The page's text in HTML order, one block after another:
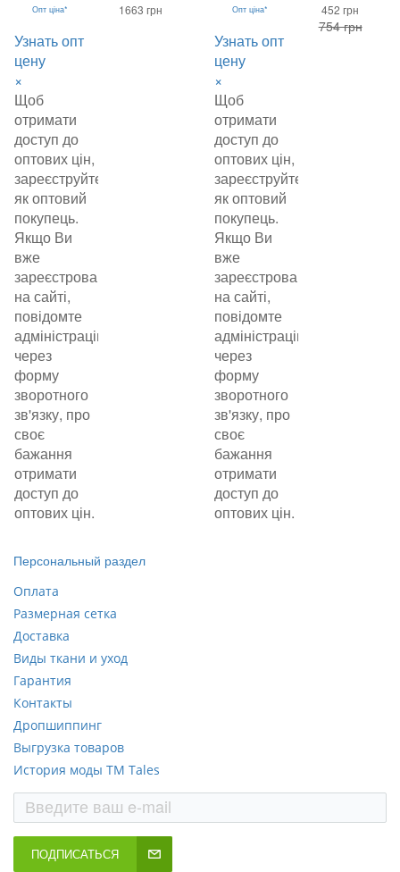
Опт ціна*
Узнать опт
цену
×
Щоб
отримати
доступ до
оптових цін,
зареєструйтеся
як оптовий
покупець.
Якщо Ви
вже
зареєстровані
на сайті,
повідомте
адміністрацію
через
форму
зворотного
зв'язку, про
своє
бажання
отримати
доступ до
оптових цін.
1663 грн Опт ціна*
Узнать опт
цену
×
Щоб
отримати
доступ до
оптових цін,
зареєструйтеся
як оптовий
покупець.
Якщо Ви
вже
зареєстровані
на сайті,
повідомте
адміністрацію
через
форму
зворотного
зв'язку, про
своє
бажання
отримати
доступ до
оптових цін.
452 грн
754 грн
Персональный раздел
Оплата
Размерная сетка
Доставка
Виды ткани и уход
Гарантия
Контакты
Дропшиппинг
Выгрузка товаров
История моды ТМ Tales
ПОДПИСАТЬСЯ